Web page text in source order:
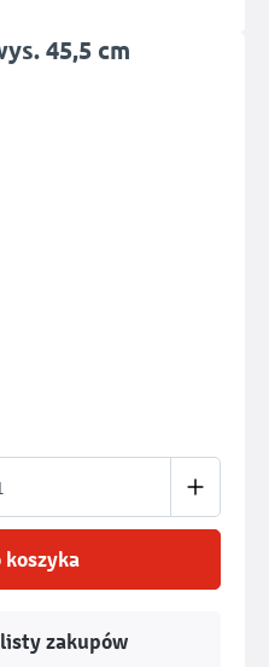
45,5 cm
żądaną ilość
koszyka
zakupów